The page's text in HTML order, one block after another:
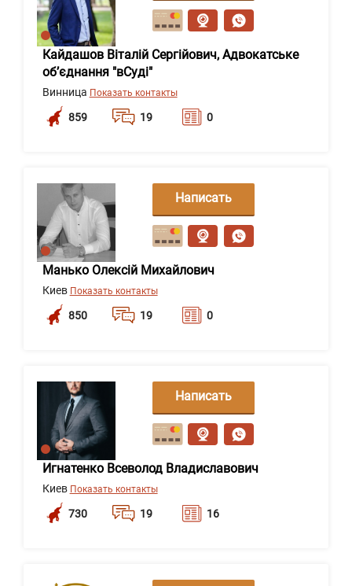
Кайдашов Віталій Сергійович, Адвокатське
об’єднання "вСуді"
Винница Показать контакты
859 19 0
сообщение
Манько Олексій Михайлович
Киев Показать контакты
850 19 0
Написать
сообщение
Игнатенко Всеволод Владиславович
Киев Показать контакты
730 19 16
Написать
сообщение